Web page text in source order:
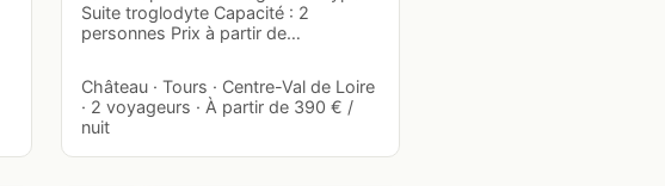
Suite troglodyte Capacité : 2
personnes Prix à partir de…
Château · Tours · Centre-Val de Loire
· 2 voyageurs · À partir de 390 € /
nuit